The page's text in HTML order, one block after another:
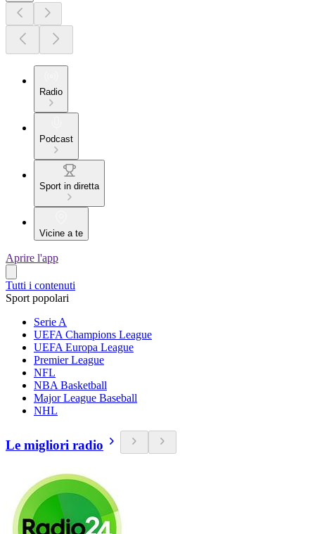
Radio
Podcast
Sport in diretta
Vicine a te
Aprire l'app
Tutti i contenuti
Sport popolari
Serie A
UEFA Champions League
UEFA Europa League
Premier League
NFL
NBA Basketball
Major League Baseball
NHL
Le migliori radio